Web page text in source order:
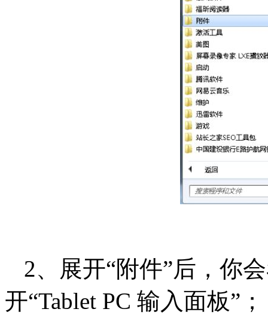
2、展开“附件”后，你
开“Tablet PC 输入面板”；